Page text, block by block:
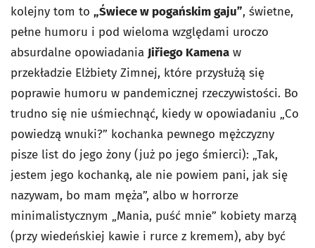
kolejny tom to „Świece w pogańskim gaju”, świetne,
pełne humoru i pod wieloma względami uroczo
absurdalne opowiadania Jiřiego Kamena w
przekładzie Elżbiety Zimnej, które przysłużą się
poprawie humoru w pandemicznej rzeczywistości. Bo
trudno się nie uśmiechnąć, kiedy w opowiadaniu „Co
powiedzą wnuki?” kochanka pewnego mężczyzny
pisze list do jego żony (już po jego śmierci): „Tak,
jestem jego kochanką, ale nie powiem pani, jak się
nazywam, bo mam męża”, albo w horrorze
minimalistycznym „Mania, puść mnie” kobiety marzą
(przy wiedeńskiej kawie i rurce z kremem), aby być